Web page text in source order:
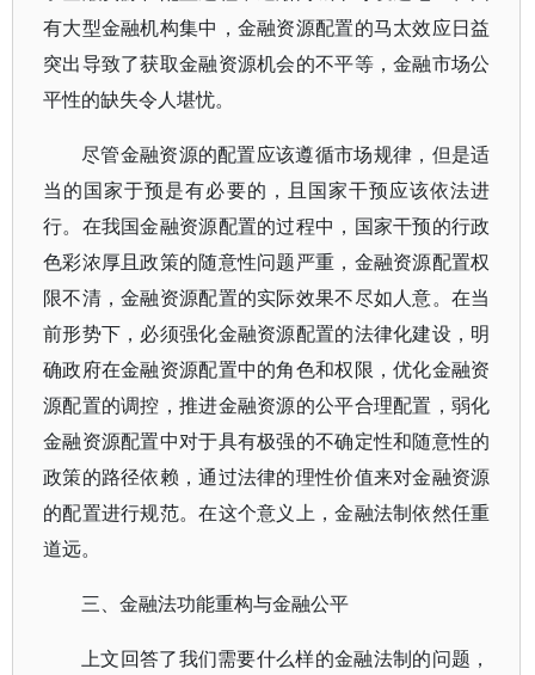
有大型金融机构集中，金融资源配置的马太效应日益
突出导致了获取金融资源机会的不平等，金融市场公
平性的缺失令人堪忧。
尽管金融资源的配置应该遵循市场规律，但是适
当的国家于预是有必要的，且国家干预应该依法进
行。在我国金融资源配置的过程中，国家干预的行政
色彩浓厚且政策的随意性问题严重，金融资源配置权
限不清，金融资源配置的实际效果不尽如人意。在当
前形势下，必须强化金融资源配置的法律化建设，明
确政府在金融资源配置中的角色和权限，优化金融资
源配置的调控，推进金融资源的公平合理配置，弱化
金融资源配置中对于具有极强的不确定性和随意性的
政策的路径依赖，通过法律的理性价值来对金融资源
的配置进行规范。在这个意义上，金融法制依然任重
道远。
三、金融法功能重构与金融公平
上文回答了我们需要什么样的金融法制的问题，